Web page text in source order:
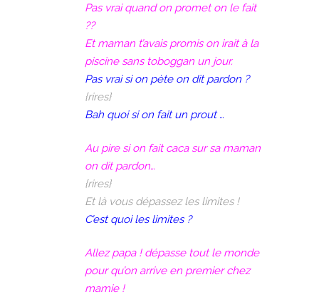
Pas vrai quand on promet on le fait
??
Et maman t’avais promis on irait à la
piscine sans toboggan un jour.
Pas vrai si on pète on dit pardon ?
{rires}
Bah quoi si on fait un prout …
Au pire si on fait caca sur sa maman
on dit pardon…
{rires}
Et là vous dépassez les limites !
C’est quoi les limites ?
Allez papa ! dépasse tout le monde
pour qu’on arrive en premier chez
mamie !